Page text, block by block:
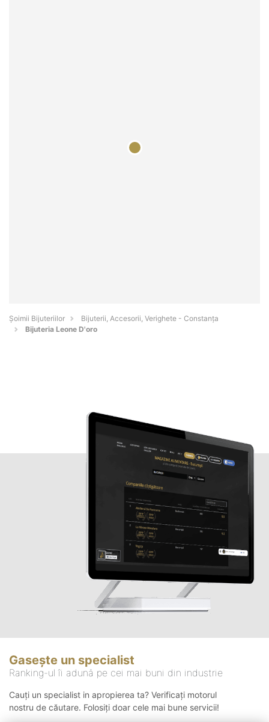
Şoimii Bijuteriilor
Bijuterii, Accesorii, Verighete - Constanţa
Bijuteria Leone D'oro
Gasește un specialist
Ranking-ul îi adună pe cei mai buni din industrie
Cauți un specialist in apropierea ta? Verificați motorul
nostru de căutare. Folosiți doar cele mai bune servicii!